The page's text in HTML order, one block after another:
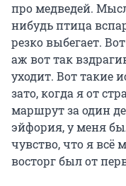
про медведей.
нибудь птица
резко выбегает.
аж вот так
уходит. Вот такие
зато, когда я от
маршрут за один
эйфория, у меня
чувство, что я всё
восторг был от